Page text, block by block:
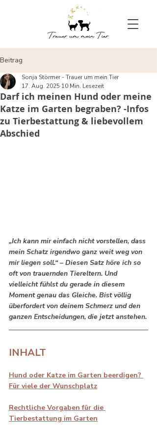
Beitrag
Darf ich meinen Hund oder meine
Katze im Garten begraben? -Infos
zu Tierbestattung & liebevollem
Abschied
Sonja Störmer - Trauer um mein Tier
17. Aug. 2025 10 Min. Lesezeit
„Ich kann mir einfach nicht vorstellen, dass
mein Schatz irgendwo ganz weit weg von
mir liegen soll.“ – Diesen Satz höre ich so
oft von trauernden Tiereltern. Und
vielleicht fühlst du gerade in diesem
Moment genau das Gleiche. Bist völlig
überfordert von deinem Schmerz und den
ganzen Entscheidungen, die jetzt anstehen.
INHALT
Hund oder Katze im Garten beerdigen?
Für viele der Wunschplatz
Rechtliche Vorgaben für die
Tierbestattung im Garten